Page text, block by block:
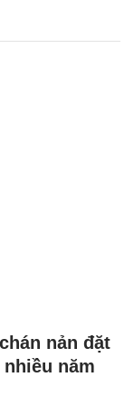
nản đặt
năm